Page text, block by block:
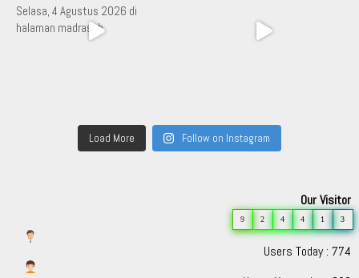
Load More Follow on Instagram
Our Visitor
9 2 4 4 1 3
Users Today : 774